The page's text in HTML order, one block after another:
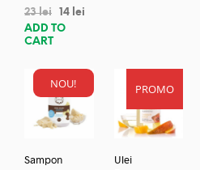
23lei 14 lei
ADD TO
CART
NOU!
Sampon
PROMO
Ulei